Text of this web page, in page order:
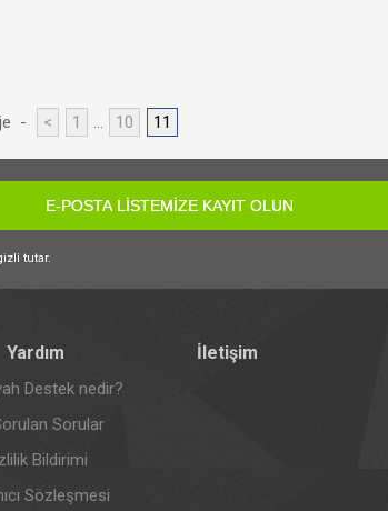
- < 1 ... 10 11
E-POSTA LİSTEMİZE KAYIT OLUN
tutar.
Yardım
Destek nedir?
Sorular
Bildirimi
Sözleşmesi
İletişim